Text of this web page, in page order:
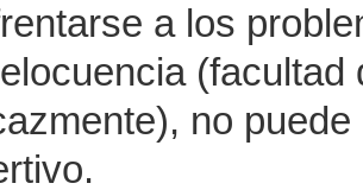
a los
(facultad
no